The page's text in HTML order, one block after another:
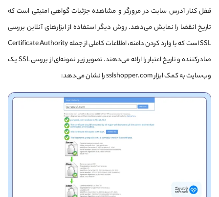
قفل کنار آدرس سایت در مرورگر و مشاهده جزئیات گواهی امنیتی است که
تاریخ انقضا را نمایش می‌دهد. روش دیگر استفاده از ابزارهای آنلاین بررسی
SSL است که با وارد کردن دامنه، اطلاعات کاملی از جمله Certificate Authority
صادرکننده و تاریخ اعتبار را ارائه می‌دهند. تصویر زیر نمونه‌ای از بررسی SSL یک
وب‌سایت به کمک ابزار sslshopper.com را نشان می‌دهد: